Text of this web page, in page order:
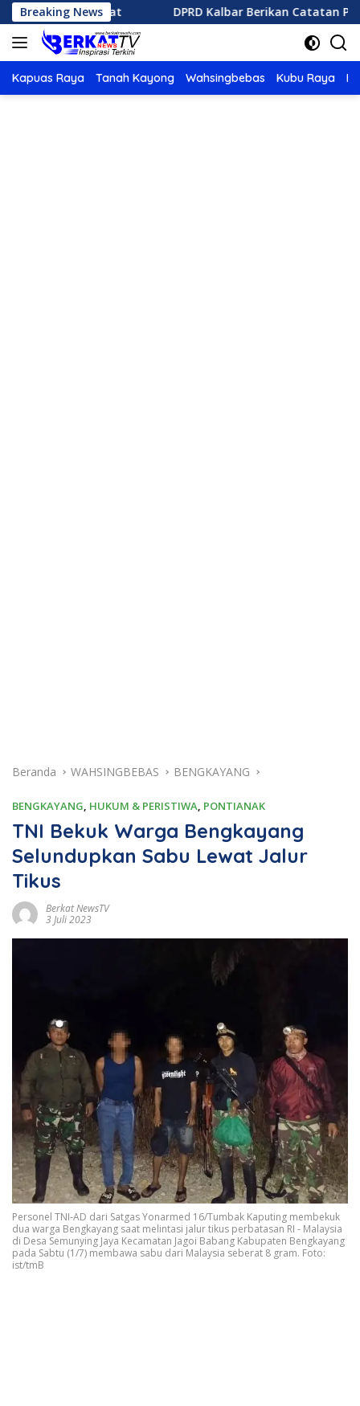
Langsung
ke
konten
Breaking News
Selamat DPRD Kalbar Berikan Catatan Penting
Kapuas Raya Tanah Kayong Wahsingbebas Kubu Raya
Beranda WAHSINGBEBAS BENGKAYANG
BENGKAYANG, HUKUM & PERISTIWA, PONTIANAK
TNI Bekuk Warga Bengkayang
Selundupkan Sabu Lewat Jalur
Tikus
Berkat NewsTV
3 Juli 2023
Personel TNI-AD dari Satgas Yonarmed 16/Tumbak Kaputing membekuk
dua warga Bengkayang saat melintasi jalur tikus perbatasan RI - Malaysia
di Desa Semunying Jaya Kecamatan Jagoi Babang Kabupaten Bengkayang
pada Sabtu (1/7) membawa sabu dari Malaysia seberat 8 gram. Foto:
ist/tmB